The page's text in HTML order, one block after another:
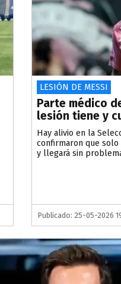
LESIÓN DE MESSI
Parte médico
lesión tiene y
Hay alivio en la
confirmaron que
y llegará sin
Publicado: 25-05-2026